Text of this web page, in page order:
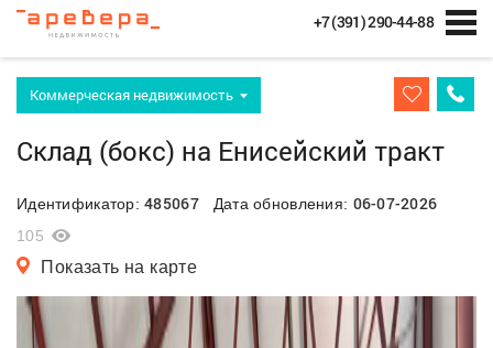
+7 (391) 290-44-88
Коммерческая недвижимость
Склад (бокс) на Енисейский тракт
Идентификатор:485067Дата обновления: 06-07-2026
105
Показать на карте